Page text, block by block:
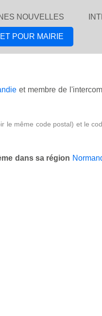
NOUVELLES
POUR MAIRIE
et membre de
le même code postal) et le
dans sa région